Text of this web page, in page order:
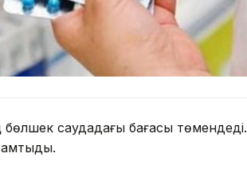
бөлшек саудадағы бағасы төмендеді.